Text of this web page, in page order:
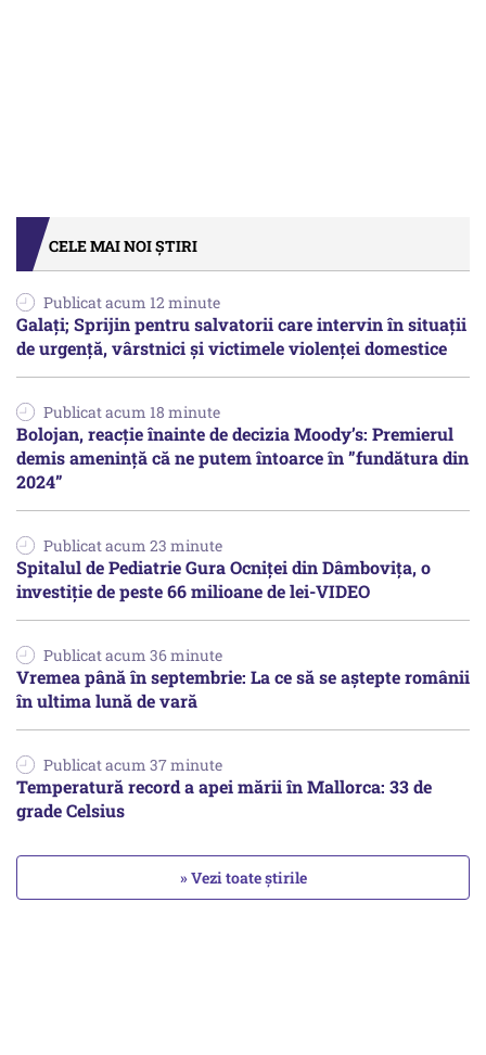
CELE MAI NOI ȘTIRI
Publicat acum 12 minute
Galați; Sprijin pentru salvatorii care intervin în situații
de urgență, vârstnici și victimele violenței domestice
Publicat acum 18 minute
Bolojan, reacție înainte de decizia Moody’s: Premierul
demis amenință că ne putem întoarce în ”fundătura din
2024”
Publicat acum 23 minute
Spitalul de Pediatrie Gura Ocniței din Dâmbovița, o
investiție de peste 66 milioane de lei-VIDEO
Publicat acum 36 minute
Vremea până în septembrie: La ce să se aștepte românii
în ultima lună de vară
Publicat acum 37 minute
Temperatură record a apei mării în Mallorca: 33 de
grade Celsius
» Vezi toate știrile